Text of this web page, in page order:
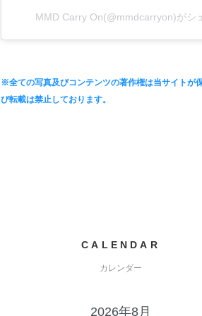
MMD Carry On(@mmdcarryon)がシ
※全ての写真及びコンテンツの著作権は当サイトが
び転載は禁止しております。
CALENDAR
カレンダー
2026年8月